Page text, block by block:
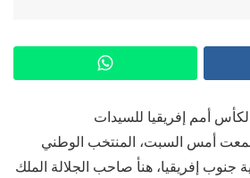
لكأس أمم إفريقيا للسيدات
والتي جمعت أمس السبت، المنتخب الوطني
جنوب إفريقيا، هنأ صاحب الجلالة الملك